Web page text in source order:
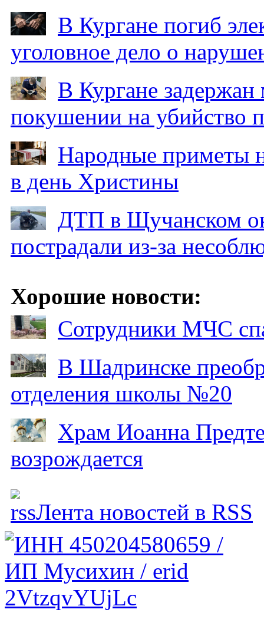
В Кургане погиб
уголовное дело о
В Кургане
покушении на убийство
Народные приметы
в день Христины
ДТП в Щучанском
пострадали из-за
Хорошие новости:
Сотрудники МЧС
В Шадринске
отделения школы №20
Храм Иоанна
возрождается
Лента новостей в RSS